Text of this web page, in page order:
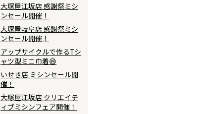
大塚屋江坂店 感謝祭ミシ
ンセール開催！
大塚屋岐阜店 感謝祭ミシ
ンセール開催！
アップサイクルで作るTシ
ャツ型ミニ巾着😄
いせき店 ミシンセール開
催！
大塚屋江坂店 クリエイテ
ィブミシンフェア開催！